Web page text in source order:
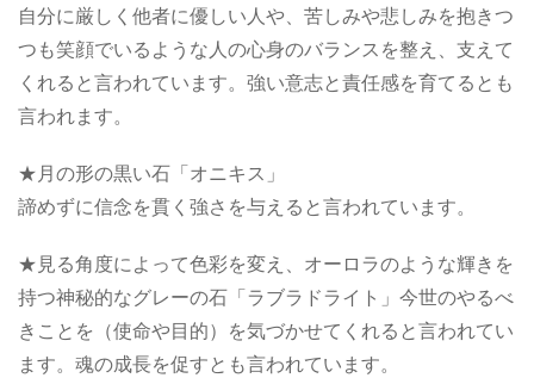
自分に厳しく他者に優しい人や、苦しみや悲しみを抱きつ
つも笑顔でいるような人の心身のバランスを整え、支えて
くれると言われています。強い意志と責任感を育てるとも
言われます。
★月の形の黒い石「オニキス」
諦めずに信念を貫く強さを与えると言われています。
★見る角度によって色彩を変え、オーロラのような輝きを
持つ神秘的なグレーの石「ラブラドライト」今世のやるべ
きことを（使命や目的）を気づかせてくれると言われてい
ます。魂の成長を促すとも言われています。